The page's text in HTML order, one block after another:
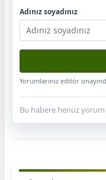
Adınız soyadınız
Yorumlarınız editör
Bu habere henüz yorum